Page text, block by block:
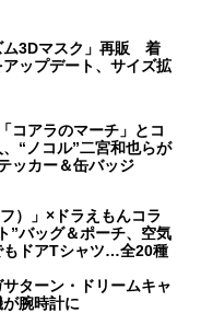
ム3Dマスク」再販 着
ップデート、サイズ拡
コアラのマーチ」とコ
“ノコル”二宮和也らが
ッカー＆缶バッジ
）」×ドラえもんコラ
バッグ＆ポーチ、空気
もドアTシャツ…全20種
ターン・ドリームキャ
腕時計に